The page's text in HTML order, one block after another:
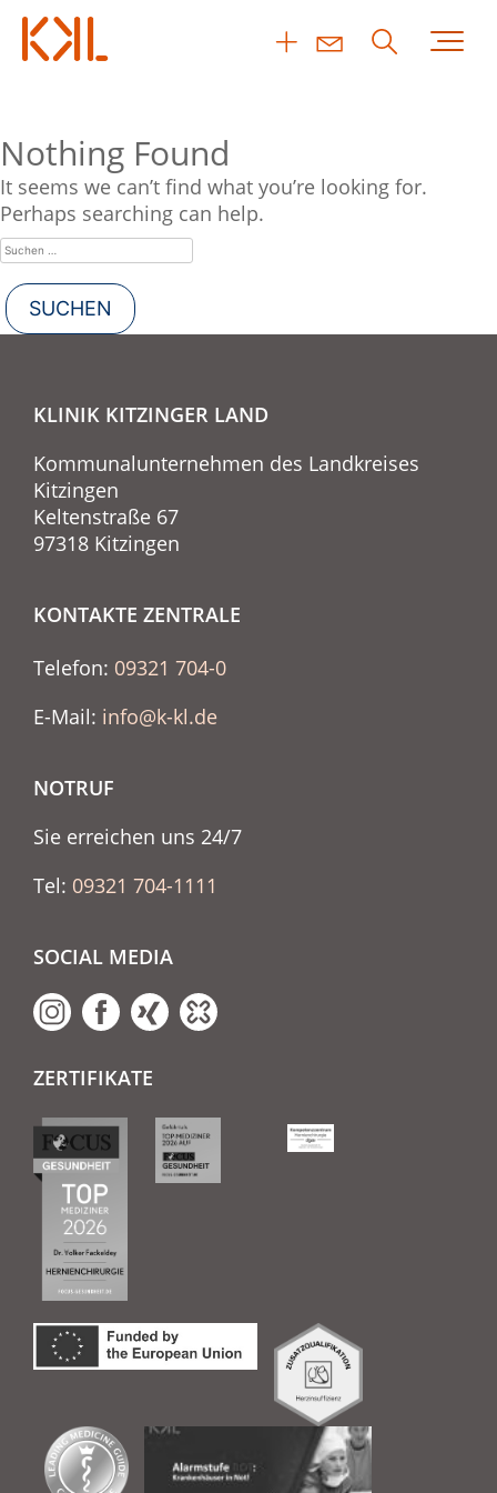
Nothing Found
It seems we can’t find what you’re looking for.
Perhaps searching can help.
KLINIK KITZINGER LAND
Kommunalunternehmen des Landkreises
Kitzingen
Keltenstraße 67
97318 Kitzingen
KONTAKTE ZENTRALE
Telefon: 09321 704-0
E-Mail: info@k-kl.de
NOTRUF
Sie erreichen uns 24/7
Tel: 09321 704-1111
SOCIAL MEDIA
ZERTIFIKATE